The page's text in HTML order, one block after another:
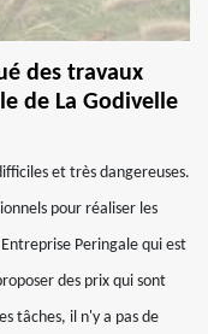
des travaux
de La Godivelle
et très dangereuses.
pour réaliser les
Peringale qui est
des prix qui sont
tâches, il n'y a pas de